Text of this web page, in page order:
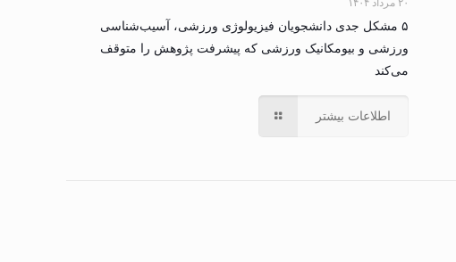
۵ مشکل جدی دانشجویان فیزیولوژی ورزشی، آسیب‌شناسی
ورزشی و بیومکانیک ورزشی که پیشرفت پژوهش را متوقف
می‌کند
اطلاعات بیشتر